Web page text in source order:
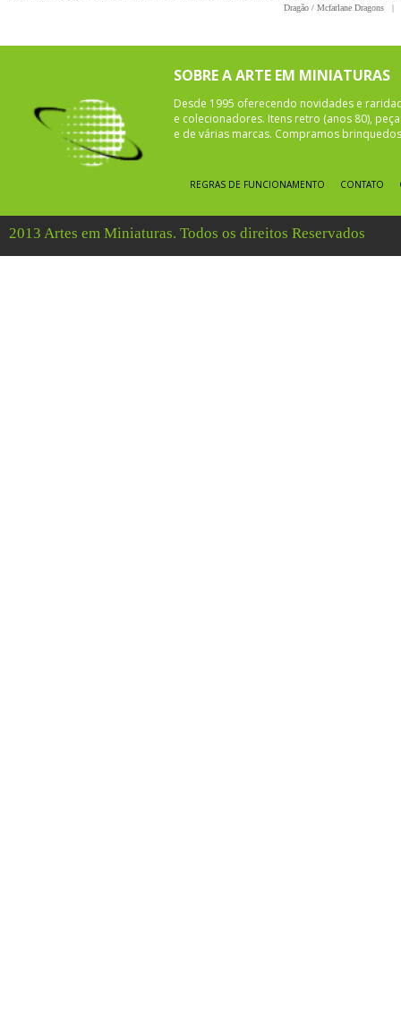
Dragão / Mcfarlane Dragons
|
SOBRE A ARTE EM MINIATURAS
Desde 1995 oferecendo novidades e
e colecionadores. Itens retro (anos 80),
e de várias marcas. Compramos
REGRAS DE FUNCIONAMENTO CONTATO
2013 Artes em Miniaturas. Todos os direitos Reservados